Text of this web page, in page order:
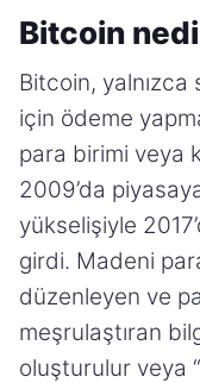
Bitcoin
Bitcoin,
için ödeme
para birimi veya
2009’da piyasaya
yükselişiyle
girdi. Madeni
düzenleyen ve
meşrulaştıran
oluşturulur veya